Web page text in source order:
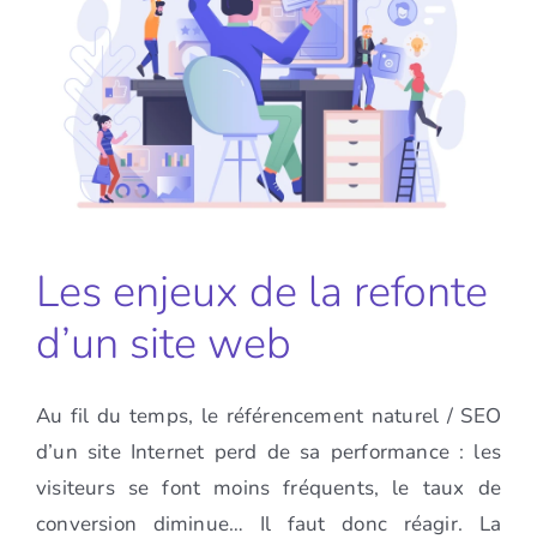
Les enjeux de la refonte
d’un site web
Au fil du temps, le référencement naturel / SEO
d’un site Internet perd de sa performance : les
visiteurs se font moins fréquents, le taux de
conversion diminue… Il faut donc réagir. La